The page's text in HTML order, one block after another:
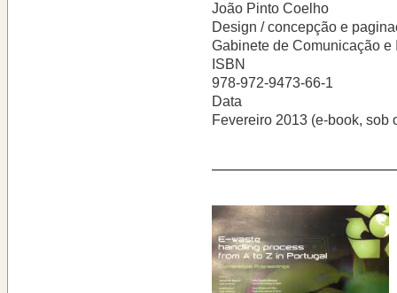
João Pinto Coelho
Design / concepção e
Gabinete de Comunicação e
ISBN
978-972-9473-66-1
Data
Fevereiro 2013 (e-book, sob